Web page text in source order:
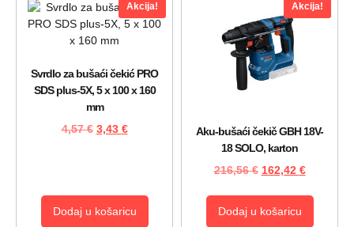
Akcija!
Svrdlo za bušaći čekić PRO
SDS plus-5X, 5 x 100 x 160
mm
4,57€ 3,43 €
Dodaj u košaricu
Akcija!
Aku-bušaći čekič GBH 18V-
18 SOLO, karton
216,56€ 162,42 €
Dodaj u košaricu